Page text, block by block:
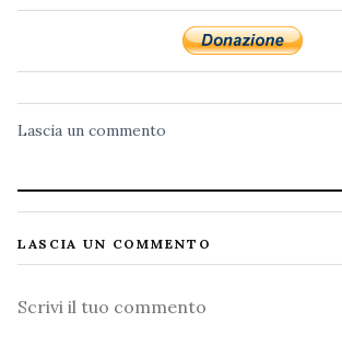
Lascia un commento
LASCIA UN COMMENTO
Commento